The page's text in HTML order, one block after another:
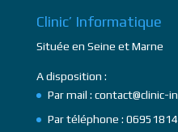
Clinic’ Informatique
Située en Seine et Marne
A disposition :
Par mail : contact@clinic-
Par téléphone :